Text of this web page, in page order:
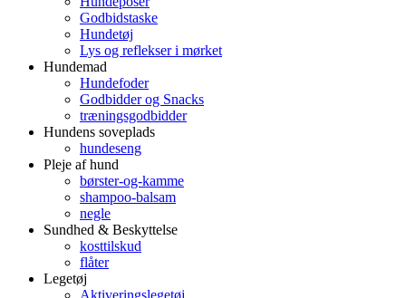
Godbidstaske
Hundetøj
Lys og reflekser i mørket
Hundemad
Hundefoder
Godbidder og Snacks
træningsgodbidder
Hundens soveplads
hundeseng
Pleje af hund
børster-og-kamme
shampoo-balsam
negle
Sundhed & Beskyttelse
kosttilskud
flåter
Legetøj
Aktiveringslegetøj